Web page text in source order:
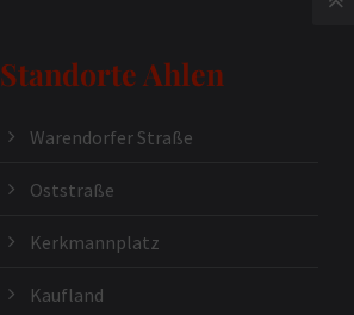
Standorte Ahlen
Warendorfer Straße
Oststraße
Kerkmannplatz
Kaufland